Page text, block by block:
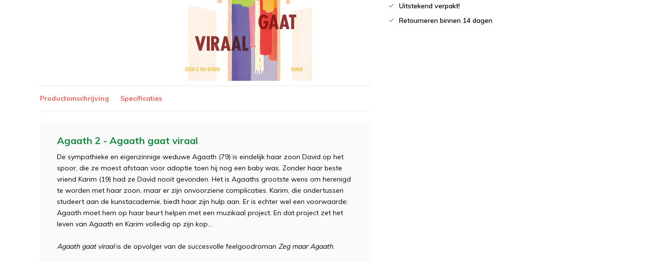
Uitstekend verpakt!
Retourneren binnen 14 dagen
Productomschrijving Specificaties
Agaath 2 - Agaath gaat viraal
De sympathieke en eigenzinnige weduwe Agaath (79) is eindelijk haar zoon David op het
spoor, die ze moest afstaan voor adoptie toen hij nog een baby was. Zonder haar beste
vriend Karim (19) had ze David nooit gevonden. Het is Agaaths grootste wens om herenigd
te worden met haar zoon, maar er zijn onvoorziene complicaties. Karim, die ondertussen
studeert aan de kunstacademie, biedt haar zijn hulp aan. Er is echter wel een voorwaarde:
Agaath moet hem op haar beurt helpen met een muzikaal project. En dat project zet het
leven van Agaath en Karim volledig op zijn kop…
Agaath gaat viraalis de opvolger van de succesvolle feelgoodroman Zeg maar Agaath.